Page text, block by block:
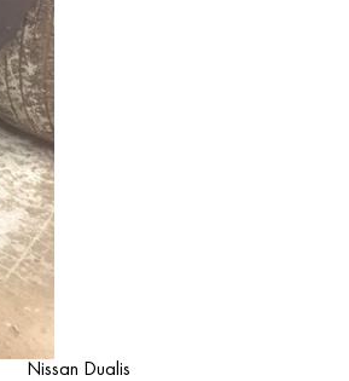
Nissan Dualis